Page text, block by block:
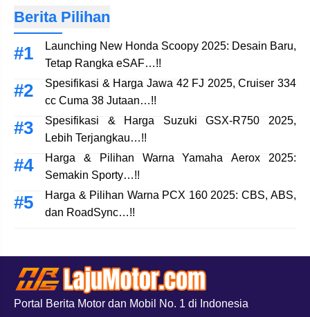
Berita Pilihan
Launching New Honda Scoopy 2025: Desain Baru,
Tetap Rangka eSAF…!!
Spesifikasi & Harga Jawa 42 FJ 2025, Cruiser 334
cc Cuma 38 Jutaan…!!
Spesifikasi & Harga Suzuki GSX-R750 2025,
Lebih Terjangkau…!!
Harga & Pilihan Warna Yamaha Aerox 2025:
Semakin Sporty…!!
Harga & Pilihan Warna PCX 160 2025: CBS, ABS,
dan RoadSync…!!
Portal Berita Motor dan Mobil No. 1 di Indonesia